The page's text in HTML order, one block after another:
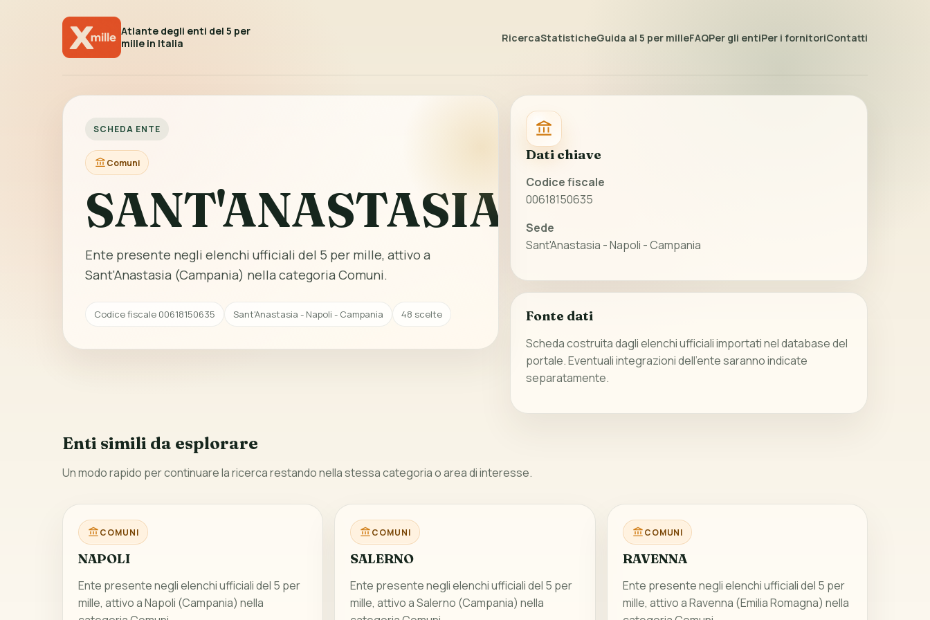
Atlante degli enti del 5 per
mille in Italia
RicercaStatisticheGuida al 5 per milleFAQPer gli entiPer i fornitoriContatti
SCHEDA ENTE
Comuni
SANT'ANASTASIA
Ente presente negli elenchi ufficiali del 5 per mille, attivo a
Sant'Anastasia (Campania) nella categoria Comuni.
Codice fiscale 00618150635 Sant'Anastasia - Napoli - Campania 48 scelte
Dati chiave
Codice fiscale
00618150635
Sede
Sant'Anastasia - Napoli - Campania
Fonte dati
Scheda costruita dagli elenchi ufficiali importati nel database del
portale. Eventuali integrazioni dell’ente saranno indicate
separatamente.
Enti simili da esplorare
Un modo rapido per continuare la ricerca restando nella stessa categoria o area di interesse.
COMUNI
NAPOLI
Ente presente negli elenchi ufficiali del 5 per
mille, attivo a Napoli (Campania) nella
COMUNI
SALERNO
Ente presente negli elenchi ufficiali del 5 per
mille, attivo a Salerno (Campania) nella
COMUNI
RAVENNA
Ente presente negli elenchi ufficiali del 5 per
mille, attivo a Ravenna (Emilia Romagna) nella